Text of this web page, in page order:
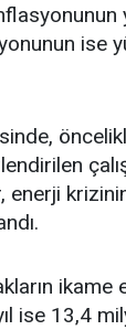
ise
enerji
ise 13,4